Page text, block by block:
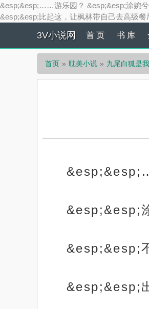
&esp;&esp;……游乐园？ &esp;&esp;涂婉兮
&esp;&esp;比起这，让枫林带自己去高级
3V小说网 首 页 书 库
首页 耽美小说 九尾白狐是
&esp;&esp;
&esp;&esp;
&esp;&esp;